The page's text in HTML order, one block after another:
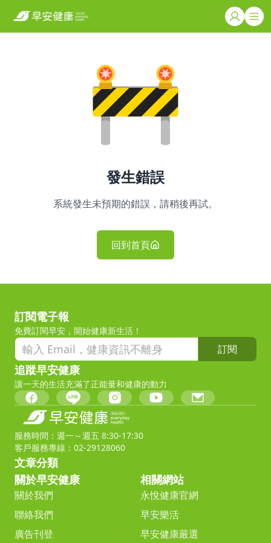
發生錯誤
系統發生未預期的錯誤，請稍後再試。
回到首頁
訂閱電子報
免費訂閱早安，開始健康新生活！
訂閱
追蹤早安健康
讓一天的生活充滿了正能量和健康的動力
服務時間：週一～週五 8:30-17:30
客戶服務專線：02-29128060
文章分類
關於早安健康
關於我們
聯絡我們
廣告刊登
相關網站
永悅健康官網
早安樂活
早安健康嚴選